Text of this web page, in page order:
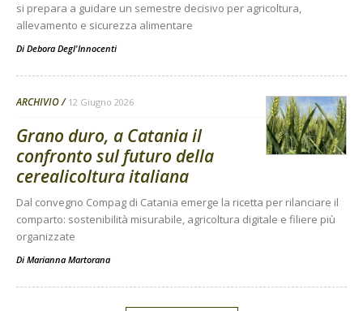
si prepara a guidare un semestre decisivo per agricoltura,
allevamento e sicurezza alimentare
Di Debora Degl'Innocenti
ARCHIVIO 12 Giugno 2026
Grano duro, a Catania il
confronto sul futuro della
cerealicoltura italiana
Dal convegno Compag di Catania emerge la ricetta per rilanciare il
comparto: sostenibilità misurabile, agricoltura digitale e filiere più
organizzate
Di Marianna Martorana